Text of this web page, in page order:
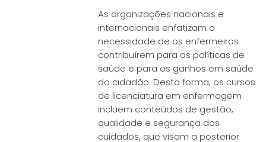
As organizações nacionais e
internacionais enfatizam a
necessidade de os enfermeiros
contribuírem para as políticas de
saúde e para os ganhos em saúde
do cidadão. Desta forma, os cursos
de licenciatura em enfermagem
incluem conteúdos de gestão,
qualidade e segurança dos
cuidados, que visam a posterior